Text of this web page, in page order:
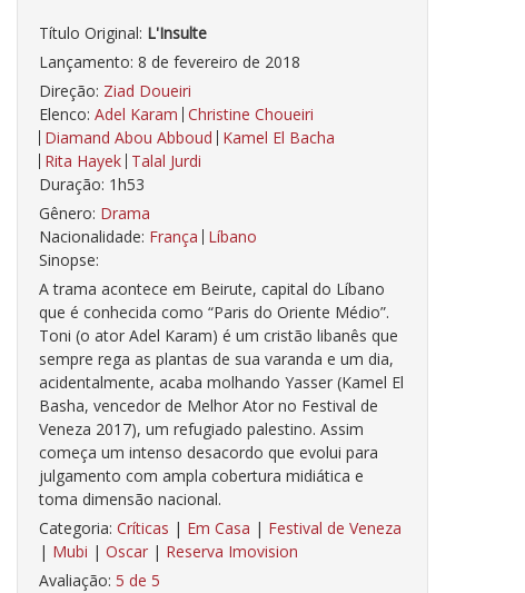
Título Original: L'Insulte
Lançamento: 8 de fevereiro de 2018
Direção: Ziad Doueiri
Elenco: Adel Karam Christine Choueiri
Diamand Abou Abboud Kamel El Bacha
Rita Hayek Talal Jurdi
Duração: 1h53
Gênero: Drama
Nacionalidade: França Líbano
Sinopse:
A trama acontece em Beirute, capital do Líbano
que é conhecida como “Paris do Oriente Médio”.
Toni (o ator Adel Karam) é um cristão libanês que
sempre rega as plantas de sua varanda e um dia,
acidentalmente, acaba molhando Yasser (Kamel El
Basha, vencedor de Melhor Ator no Festival de
Veneza 2017), um refugiado palestino. Assim
começa um intenso desacordo que evolui para
julgamento com ampla cobertura midiática e
toma dimensão nacional.
Categoria: Críticas | Em Casa | Festival de Veneza
| Mubi | Oscar | Reserva Imovision
Avaliação: 5 de 5